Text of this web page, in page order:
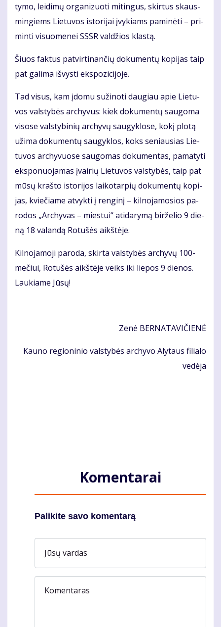
ty­mo, lei­di­mų or­ga­ni­zuo­ti mi­tin­gus, skir­tus skaus­
min­giems Lie­tu­vos is­to­ri­jai įvy­kiams pa­mi­nė­ti – pri­
min­ti vi­suo­me­nei SSSR val­džios klas­tą.
Šiuos fak­tus pa­tvir­ti­nan­čių do­ku­men­tų ko­pi­jas taip
pat ga­li­ma iš­vys­ti eks­po­zi­ci­jo­je.
Tad vi­sus, kam įdo­mu su­ži­no­ti dau­giau apie Lie­tu­
vos vals­ty­bės ar­chy­vus: kiek do­ku­men­tų sau­go­ma
vi­so­se vals­ty­bi­nių ar­chy­vų sau­gyk­lo­se, ko­kį plo­tą
už­ima do­ku­men­tų sau­gyk­los, koks se­niau­sias Lie­
tu­vos ar­chy­vuo­se sau­go­mas do­ku­men­tas, pa­ma­ty­ti
eks­po­nuo­ja­mas įvai­rių Lie­tu­vos vals­ty­bės, taip pat
mū­sų kraš­to is­to­ri­jos lai­ko­tar­pių do­ku­men­tų ko­pi­
jas, kvie­čia­me at­vyk­ti į ren­gi­nį – kil­no­ja­mo­sios pa­
ro­dos „Ar­chy­vas – mies­tui“ ati­da­ry­mą bir­že­lio 9 die­
ną 18 va­lan­dą Ro­tu­šės aikš­tė­je.
Kil­no­ja­mo­ji pa­ro­da, skir­ta vals­ty­bės ar­chy­vų 100-
me­čiui, Ro­tu­šės aikš­tė­je veiks iki lie­pos 9 die­nos.
Lau­kia­me Jū­sų!
Ze­nė BER­NA­TA­VI­ČIE­NĖ
Kau­no re­gio­ni­nio vals­ty­bės ar­chy­vo Aly­taus fi­lia­lo
ve­dė­ja
Komentarai
Palikite savo komentarą
Jūsų vardas
Komentaras